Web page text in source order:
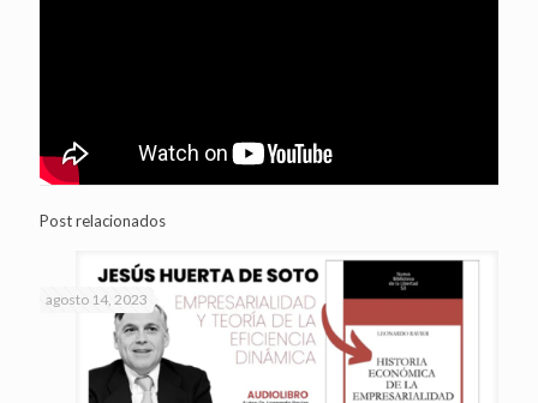
Post relacionados
agosto 14, 2023